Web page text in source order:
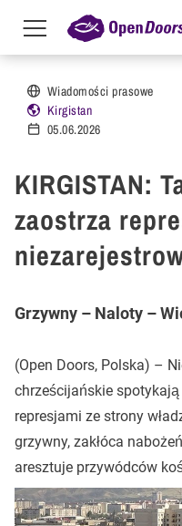
Przejdź do treści
Menu
toggle
Wiadomości prasowe
Kirgistan
05.06.2026
KIRGISTAN:
zaostrza
Grzywny – Naloty –
(Open Doors, Polska) –
chrześcijańskie
represjami ze strony
grzywny, zakłóca
aresztuje przywódców